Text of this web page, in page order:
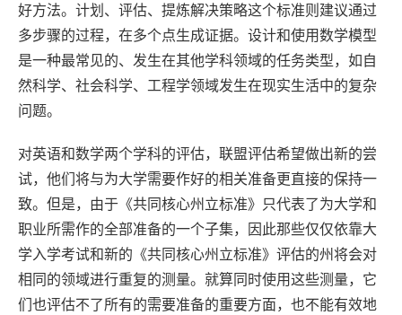
好方法。计划、评估、提炼解决策略这个标准则建议通过
多步骤的过程，在多个点生成证据。设计和使用数学模型
是一种最常见的、发生在其他学科领域的任务类型，如自
然科学、社会科学、工程学领域发生在现实生活中的复杂
问题。
对英语和数学两个学科的评估，联盟评估希望做出新的尝
试，他们将与为大学需要作好的相关准备更直接的保持一
致。但是，由于《共同核心州立标准》只代表了为大学和
职业所需作的全部准备的一个子集，因此那些仅仅依靠大
学入学考试和新的《共同核心州立标准》评估的州将会对
相同的领域进行重复的测量。就算同时使用这些测量，它
们也评估不了所有的需要准备的重要方面，也不能有效地